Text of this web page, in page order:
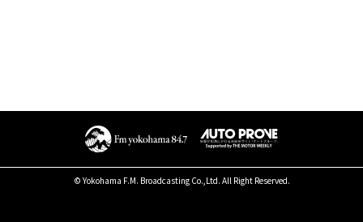
© Yokohama F.M. Broadcasting Co.,Ltd. All Right Reserved.